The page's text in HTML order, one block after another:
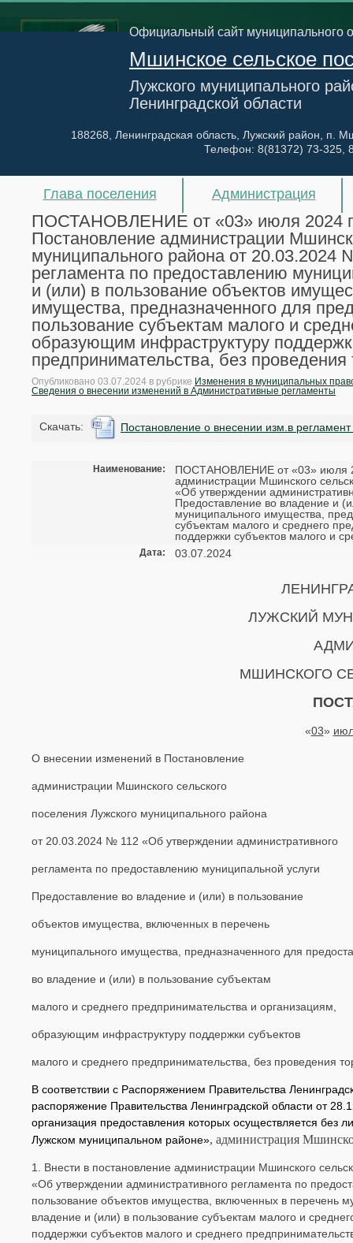
Официальный сайт муниципального
Мшинское сельское
Лужского муниципального
Ленинградской области
188268, Ленинградская область, Лужский район, п.
Телефон: 8(81372) 73-325,
Глава поселения Администрация
ПОСТАНОВЛЕНИЕ от «03» июля 2024
Постановление администрации
муниципального района от
регламента по предоставлению
и (или) в пользование объектов
имущества, предназначенного для
пользование субъектам малого и
образующим инфраструктуру
предпринимательства, без проведения
Опубликовано 03.07.2024 в рубрике Изменения в муниципальных
Сведения о внесении изменений в Административные регламенты
Cкачать: Постановление о внесении изм.в
Наименование:
ПОСТАНОВЛЕНИЕ от «03» июля
администрации Мшинского
«Об утверждении
Предоставление во владение и
муниципального имущества,
субъектам малого и среднего
поддержки субъектов малого и
Дата: 03.07.2024
ЛУЖСКИЙ
МШИНСКОГО
«03»
О внесении изменений в Постановление
администрации Мшинского сельского
поселения Лужского муниципального района
от 20.03.2024 № 112 «Об утверждении административного
регламента по предоставлению муниципальной услуги
Предоставление во владение и (или) в пользование
объектов имущества, включенных в перечень
муниципального имущества, предназначенного для
во владение и (или) в пользование субъектам
малого и среднего предпринимательства и организациям,
образующим инфраструктуру поддержки субъектов
малого и среднего предпринимательства, без проведения
В соответствии с Распоряжением Правительства
распоряжение Правительства Ленинградской области от
организация предоставления которых осуществляется без
Лужском муниципальном районе», администрация
1. Внести в постановление администрации Мшинского
«Об утверждении административного регламента по
пользование объектов имущества, включенных в перечень
владение и (или) в пользование субъектам малого и
поддержки субъектов малого и среднего